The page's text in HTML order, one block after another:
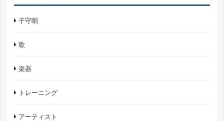
子守唄
歌
楽器
トレーニング
アーティスト